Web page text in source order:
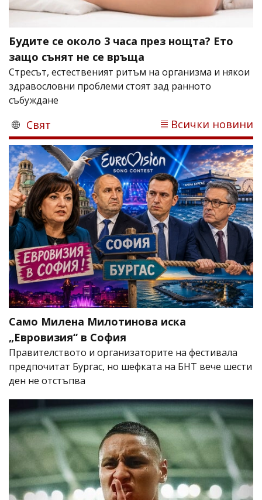
Будите се около 3 часа през нощта? Ето
защо сънят не се връща
Стресът, естественият ритъм на организма и някои
здравословни проблеми стоят зад ранното
събуждане
Свят Всички новини
Само Милена Милотинова иска
„Евровизия“ в София
Правителството и организаторите на фестивала
предпочитат Бургас, но шефката на БНТ вече шести
ден не отстъпва